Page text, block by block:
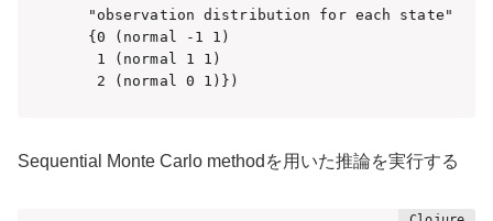
  "observation distribution for each state"
  {0 (normal -1 1)
   1 (normal 1 1)
   2 (normal 0 1)})
Sequential Monte Carlo methodを用いた推論を実行する